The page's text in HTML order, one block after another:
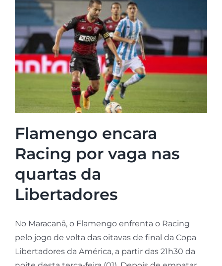
Flamengo encara
Racing por vaga nas
quartas da
Libertadores
No Maracanã, o Flamengo enfrenta o Racing
pelo jogo de volta das oitavas de final da Copa
Libertadores da América, a partir das 21h30 da